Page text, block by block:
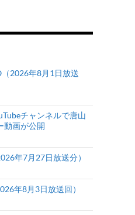
2026年8月1日放送
チャンネルで唐山
動画が公開
年7月27日放送分）
年8月3日放送回）